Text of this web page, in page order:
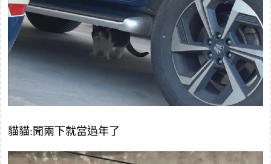
貓貓:聞兩下就當過年了